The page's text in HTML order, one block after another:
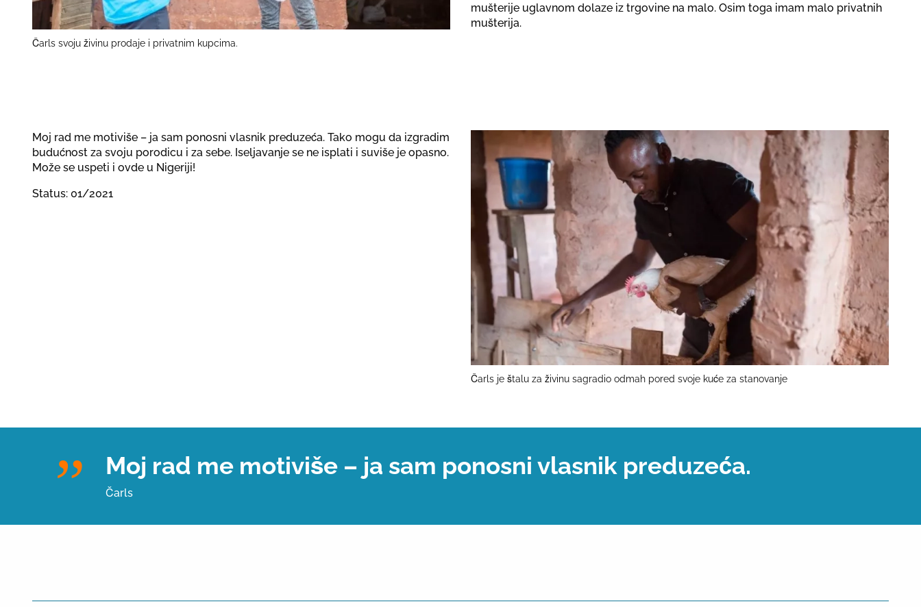
Čarls svoju živinu prodaje i privatnim kupcima.
mušterije uglavnom dolaze iz trgovine na malo. Osim toga imam malo privatnih
mušterija.
Čarls je štalu za živinu sagradio odmah pored svoje kuće za stanovanje
Moj rad me motiviše – ja sam ponosni vlasnik preduzeća. Tako mogu da izgradim
budućnost za svoju porodicu i za sebe. Iseljavanje se ne isplati i suviše je opasno.
Može se uspeti i ovde u Nigeriji!
Status: 01/2021
Moj rad me motiviše – ja sam ponosni vlasnik preduzeća.
Čarls